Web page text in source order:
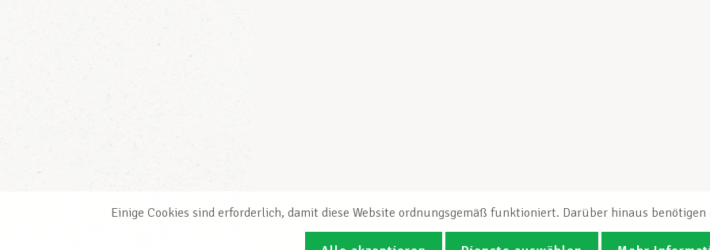
Einige Cookies sind erforderlich, damit diese Website ordnungsgemäß funktioniert. Darüber hinaus